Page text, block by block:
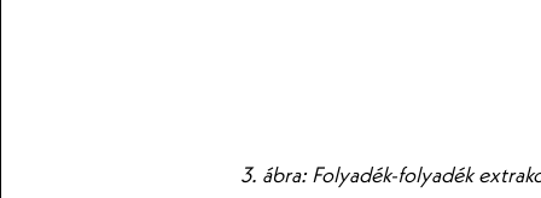
3. ábra: Folyadék-folyadék